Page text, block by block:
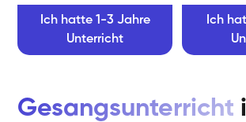
Ich hatte 1-3 Jahre
Unterricht
Ich
Gesangsunterricht